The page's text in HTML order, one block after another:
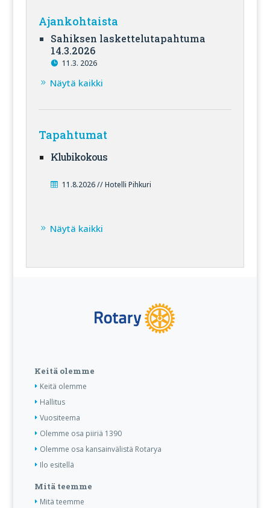
Ajankohtaista
Sahiksen laskettelutapahtuma
14.3.2026
11.3. 2026
Näytä kaikki
Tapahtumat
Klubikokous
11.8.2026 // Hotelli Pihkuri
Näytä kaikki
Keitä olemme
Keitä olemme
Hallitus
Vuositeema
Olemme osa piiriä 1390
Olemme osa kansainvälistä Rotarya
Ilo esitellä
Mitä teemme
Mitä teemme